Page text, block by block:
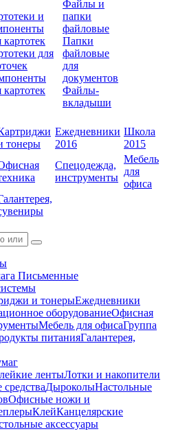
и
картотек
для
картотек
Файлы и
папки
файловые
Папки
файловые
для
документов
Файлы-
вкладыши
тонеры
Ежедневники
2016
Школа
2015
Спецодежда,
инструменты
Мебель
для
офиса
Письменные
и тонерыЕжедневники
оборудованиеОфисная
Мебель для офисаГруппа
питанияГалантерея,
лентыЛотки и накопители
ДыроколыНастольные
Офисные ножи и
КлейКанцелярские
аксессуары